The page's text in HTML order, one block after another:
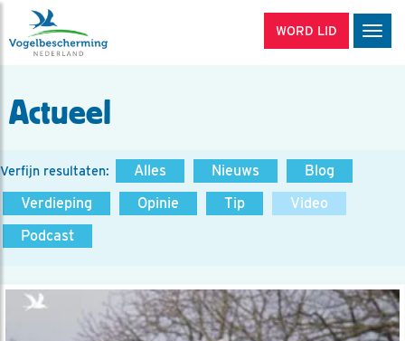
WORD LID
Actueel
Verfijn resultaten: Alles Nieuws
Blog
Verdieping
Opinie Tip
Video
Podcast